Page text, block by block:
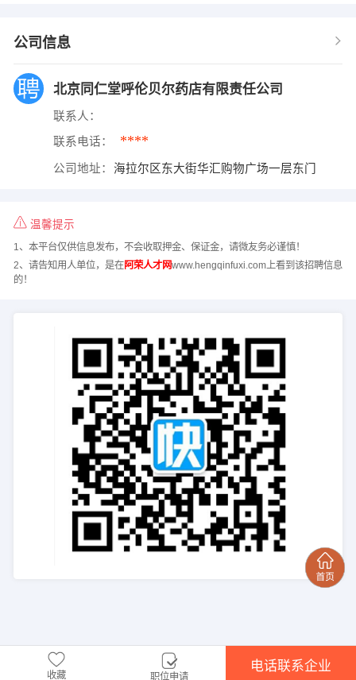
公司信息
北京同仁堂呼伦贝尔药店有限责任公司
联系人：
联系电话： ****
公司地址： 海拉尔区东大街华汇购物广场一层东门
温馨提示
1、本平台仅供信息发布，不会收取押金、保证金，请微友务必谨慎！
2、请告知用人单位，是在阿荣人才网www.hengqinfuxi.com上看到该招聘信息
的！
收藏 职位申请
电话联系企业